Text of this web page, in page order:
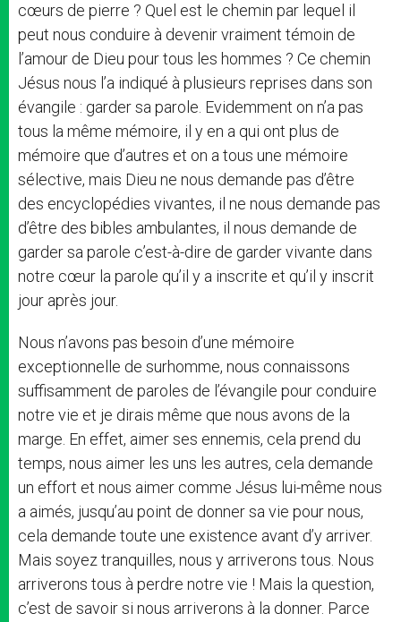
cœurs de pierre ? Quel est le chemin par lequel il
peut nous conduire à devenir vraiment témoin de
l’amour de Dieu pour tous les hommes ? Ce chemin
Jésus nous l’a indiqué à plusieurs reprises dans son
évangile : garder sa parole. Evidemment on n’a pas
tous la même mémoire, il y en a qui ont plus de
mémoire que d’autres et on a tous une mémoire
sélective, mais Dieu ne nous demande pas d’être
des encyclopédies vivantes, il ne nous demande pas
d’être des bibles ambulantes, il nous demande de
garder sa parole c’est-à-dire de garder vivante dans
notre cœur la parole qu’il y a inscrite et qu’il y inscrit
jour après jour.
Nous n’avons pas besoin d’une mémoire
exceptionnelle de surhomme, nous connaissons
suffisamment de paroles de l’évangile pour conduire
notre vie et je dirais même que nous avons de la
marge. En effet, aimer ses ennemis, cela prend du
temps, nous aimer les uns les autres, cela demande
un effort et nous aimer comme Jésus lui-même nous
a aimés, jusqu’au point de donner sa vie pour nous,
cela demande toute une existence avant d’y arriver.
Mais soyez tranquilles, nous y arriverons tous. Nous
arriverons tous à perdre notre vie ! Mais la question,
c’est de savoir si nous arriverons à la donner. Parce